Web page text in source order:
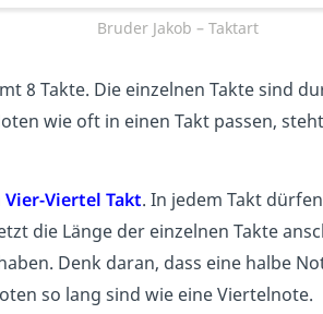
Bruder Jakob – Taktart
8 Takte. Die einzelnen Takte sind
wie oft in einen Takt passen,
Vier-Viertel Takt. In jedem Takt
die Länge der einzelnen Takte
Denk daran, dass eine halbe
so lang sind wie eine Viertelnote.